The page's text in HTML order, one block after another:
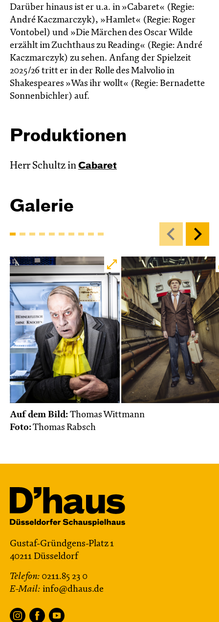
Darüber hinaus ist er u.a. in »Cabaret« (Regie:
André Kaczmarczyk), »Hamlet« (Regie: Roger
Vontobel) und »Die Märchen des Oscar Wilde
erzählt im Zucht­haus zu Reading« (Regie: André
Kacz­marc­zyk) zu sehen. Anfang der Spielzeit
2025/26 tritt er in der Rolle des Malvolio in
Shakespeares »Was ihr wollt« (Regie: Bernadette
Sonnenbichler) auf.
Produktionen
Herr Schultz in Cabaret
Galerie
Auf dem Bild: Thomas Wittmann
Foto:Thomas Rabsch
Gustaf-Gründgens-Platz 1
40211 Düsseldorf
Telefon: 0211.85 23 0
E-Mail: info@dhaus.de